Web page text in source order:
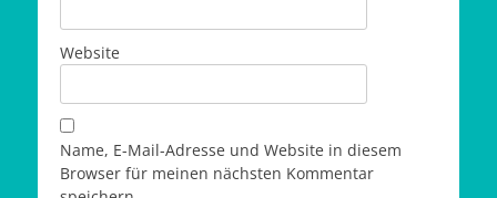
Website
Name, E-Mail-Adresse und Website in diesem
Browser für meinen nächsten Kommentar